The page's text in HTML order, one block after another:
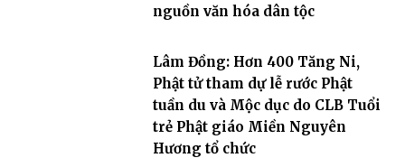
nguồn văn hóa dân tộc
Lâm Đồng: Hơn 400 Tăng Ni,
Phật tử tham dự lễ rước Phật
tuần du và Mộc dục do CLB Tuổi
trẻ Phật giáo Miền Nguyên
Hương tổ chức